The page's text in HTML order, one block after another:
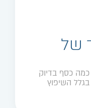
של
כסף בדיוק
השיפוץ